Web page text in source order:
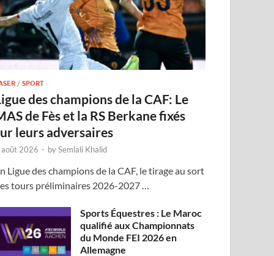
/SPORT
des champions de la CAF: Le
de Fès et la RS Berkane fixés
leurs adversaires
2026 - bySemlali Khalid
Ligue des champions de la CAF, le tirage au sort
tours préliminaires 2026-2027 …
Sports Équestres : Le Maroc
qualifié aux Championnats
du Monde FEI 2026 en
Allemagne